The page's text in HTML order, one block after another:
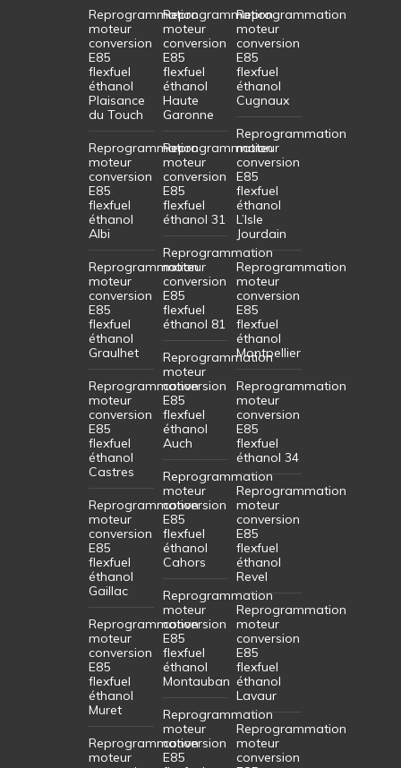
Reprogrammation
moteur
conversion
E85
flexfuel
éthanol
Plaisance
du Touch
Reprogrammation
moteur
conversion
E85
flexfuel
éthanol
Albi
Reprogrammation
moteur
conversion
E85
flexfuel
éthanol
Graulhet
Reprogrammation
moteur
conversion
E85
flexfuel
éthanol
Castres
Reprogrammation
moteur
conversion
E85
flexfuel
éthanol
Gaillac
Reprogrammation
moteur
conversion
E85
flexfuel
éthanol
Muret
Reprogrammation
moteur
Reprogrammation
moteur
conversion
E85
flexfuel
éthanol
Haute
Garonne
Reprogrammation
moteur
conversion
E85
flexfuel
éthanol 31
Reprogrammation
moteur
conversion
E85
flexfuel
éthanol 81
Reprogrammation
moteur
conversion
E85
flexfuel
éthanol
Auch
Reprogrammation
moteur
conversion
E85
flexfuel
éthanol
Cahors
Reprogrammation
moteur
conversion
E85
flexfuel
éthanol
Montauban
Reprogrammation
moteur
conversion
E85
Reprogrammation
moteur
conversion
E85
flexfuel
éthanol
Cugnaux
Reprogrammation
moteur
conversion
E85
flexfuel
éthanol
L’Isle
Jourdain
Reprogrammation
moteur
conversion
E85
flexfuel
éthanol
Montpellier
Reprogrammation
moteur
conversion
E85
flexfuel
éthanol 34
Reprogrammation
moteur
conversion
E85
flexfuel
éthanol
Revel
Reprogrammation
moteur
conversion
E85
flexfuel
éthanol
Lavaur
Reprogrammation
moteur
conversion